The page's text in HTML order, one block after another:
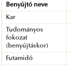
Benyújtó neve
Kar
Tudományos
fokozat
(benyújtáskor)
Futamidő